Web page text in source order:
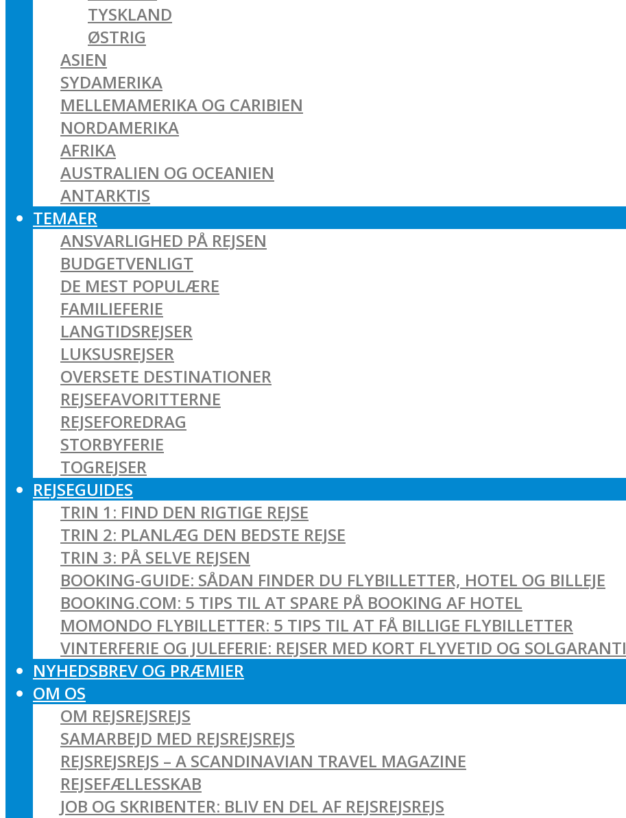
TYSKLAND
ØSTRIG
ASIEN
SYDAMERIKA
MELLEMAMERIKA OG CARIBIEN
NORDAMERIKA
AFRIKA
AUSTRALIEN OG OCEANIEN
ANTARKTIS
TEMAER
ANSVARLIGHED PÅ REJSEN
BUDGETVENLIGT
DE MEST POPULÆRE
FAMILIEFERIE
LANGTIDSREJSER
LUKSUSREJSER
OVERSETE DESTINATIONER
REJSEFAVORITTERNE
REJSEFOREDRAG
STORBYFERIE
TOGREJSER
REJSEGUIDES
TRIN 1: FIND DEN RIGTIGE REJSE
TRIN 2: PLANLÆG DEN BEDSTE REJSE
TRIN 3: PÅ SELVE REJSEN
BOOKING-GUIDE: SÅDAN FINDER DU FLYBILLETTER, HOTEL OG BILLEJE
BOOKING.COM: 5 TIPS TIL AT SPARE PÅ BOOKING AF HOTEL
MOMONDO FLYBILLETTER: 5 TIPS TIL AT FÅ BILLIGE FLYBILLETTER
VINTERFERIE OG JULEFERIE: REJSER MED KORT FLYVETID OG SOLGARANTI
NYHEDSBREV OG PRÆMIER
OM OS
OM REJSREJSREJS
SAMARBEJD MED REJSREJSREJS
REJSREJSREJS – A SCANDINAVIAN TRAVEL MAGAZINE
REJSEFÆLLESSKAB
JOB OG SKRIBENTER: BLIV EN DEL AF REJSREJSREJS